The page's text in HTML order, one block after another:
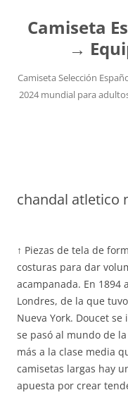
Camiseta
→
Camiseta Selección
2024 mundial para
chandal atletico
↑ Piezas de tela de
costuras para dar
acampanada. En 1894
Londres, de la que
Nueva York. Doucet
se pasó al mundo de
más a la clase media
camisetas largas hay
apuesta por crear